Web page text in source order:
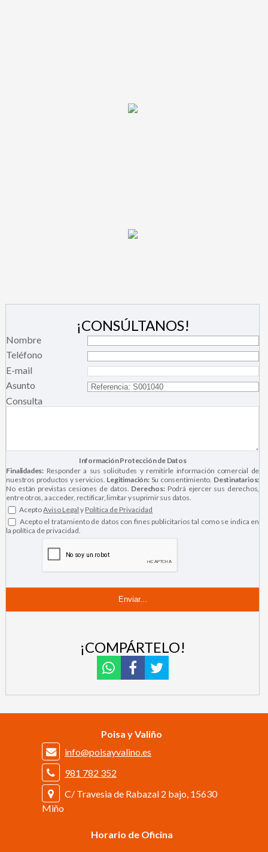
¡COMPÁRTELO!
¡CONSÚLTANOS!
Nombre
Teléfono
E-mail
Asunto
Consulta
Información Protección de Datos
Finalidades: Responder a sus solicitudes y remitirle información comercial de
nuestros productos y servicios. Legitimación:Su consentimiento. Destinatarios:
No están previstas cesiones de datos. Derechos:Podrá ejercer sus derechos,
entre otros, a acceder, rectificar, limitar y suprimir sus datos.
AceptoAviso Legal y Política de Privacidad
Acepto el tratamiento de datos con fines publicitarios tal como se indica en
la política de privacidad.
Poisa y Valiño
info@poisayvalino.es
981 782 352
C/ Travesia de Rabazal 2 bajo, 15630
Miño
Horario de Oficina